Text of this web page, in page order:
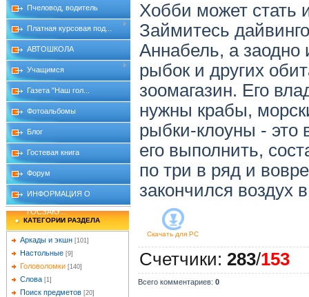
Пчеловод, водитель
Платная курсовая под...
АВТОШКОЛА
Учащимся
Газета "Наш гол...
Фотоальбомы
Блог
Гостевая книга
Форум
ИНФОРМАЦИЯ О
ГОСЗАКУ...
КАТЕГОРИИ РАЗДЕЛА
Аркады и экшн [101]
Настольные [9]
Головоломки [140]
Слова [1]
Поиск предметов [20]
Хобби может стать
Займитесь
Аннабель, а заодно
рыбок и других
зоомагазин. Его
нужны крабы,
рыбки-клоуны - это
его выполнить,
по три в ряд и
закончился воздух
Скачать для PC
Счетчики: 283/153
Всего комментариев: 0